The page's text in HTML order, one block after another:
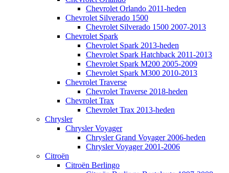
Chevrolet Orlando 2011-heden
Chevrolet Silverado 1500
Chevrolet Silverado 1500 2007-2013
Chevrolet Spark
Chevrolet Spark 2013-heden
Chevrolet Spark Hatchback 2011-2013
Chevrolet Spark M200 2005-2009
Chevrolet Spark M300 2010-2013
Chevrolet Traverse
Chevrolet Traverse 2018-heden
Chevrolet Trax
Chevrolet Trax 2013-heden
Chrysler
Chrysler Voyager
Chrysler Grand Voyager 2006-heden
Chrysler Voyager 2001-2006
Citroën
Citroën Berlingo